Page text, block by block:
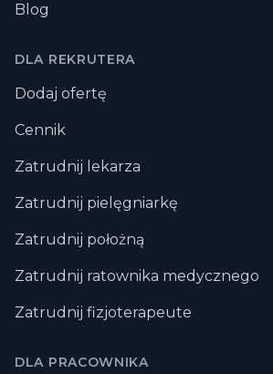
Blog
DLA REKRUTERA
Dodaj ofertę
Cennik
Zatrudnij lekarza
Zatrudnij pielęgniarkę
Zatrudnij położną
Zatrudnij ratownika medycznego
Zatrudnij fizjoterapeute
DLA PRACOWNIKA